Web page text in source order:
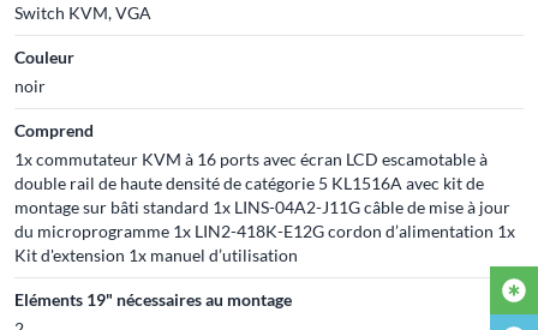
Switch KVM, VGA
Couleur
noir
Comprend
1x commutateur KVM à 16 ports avec écran LCD escamotable à
double rail de haute densité de catégorie 5 KL1516A avec kit de
montage sur bâti standard 1x LINS-04A2-J11G câble de mise à jour
du microprogramme 1x LIN2-418K-E12G cordon d’alimentation 1x
Kit d'extension 1x manuel d’utilisation
Eléments 19" nécessaires au montage